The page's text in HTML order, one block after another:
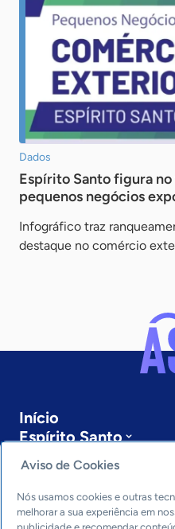
Dados
Espírito Santo figura
pequenos negócios
Infográfico traz
destaque no comércio
Início
Espírito Santo
Sobre a ASN
Últimas notícias
Entre em contato
Editorias
Aviso de Cookies
Nós usamos cookies e outras
melhorar a sua experiência em